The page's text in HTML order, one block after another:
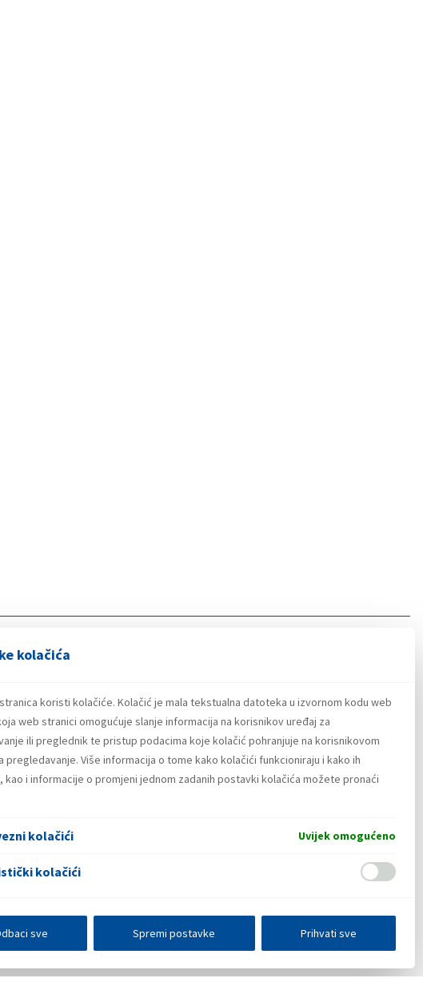
kolačića
koristi kolačiće. Kolačić je mala tekstualna datoteka u izvornom kodu web
web stranici omogućuje slanje informacija na korisnikov uređaj za
ili preglednik te pristup podacima koje kolačić pohranjuje na korisnikovom
pregledavanje. Više informacija o tome kako kolačići funkcioniraju i kako ih
kao i informacije o promjeni jednom zadanih postavki kolačića možete pronaći
kolačići Uvijek omogućeno
kolačići
sve Spremi postavke Prihvati sve